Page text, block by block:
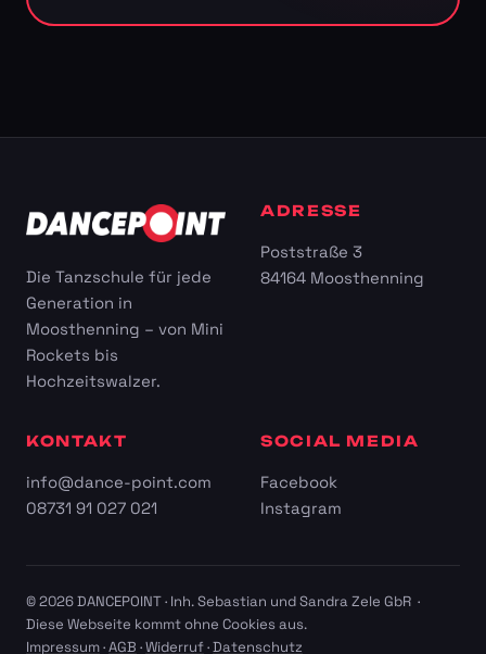
Die Tanzschule für jede
Generation in
Moosthenning – von Mini
Rockets bis
Hochzeitswalzer.
ADRESSE
Poststraße 3
84164 Moosthenning
KONTAKT
info@dance-point.com
08731 91 027 021
SOCIAL MEDIA
Facebook
Instagram
© 2026 DANCEPOINT · Inh. Sebastian und Sandra Zele GbR ·
Diese Webseite kommt ohne Cookies aus.
Impressum·AGB ·Widerruf·Datenschutz